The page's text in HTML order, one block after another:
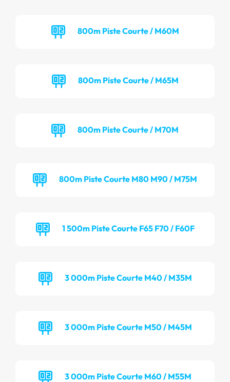
800m Piste Courte / M60M
800m Piste Courte / M65M
800m Piste Courte / M70M
800m Piste Courte M80 M90 / M75M
1 500m Piste Courte F65 F70 / F60F
3 000m Piste Courte M40 / M35M
3 000m Piste Courte M50 / M45M
3 000m Piste Courte M60 / M55M